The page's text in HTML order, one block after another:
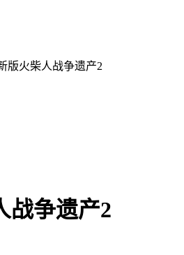
版火柴人战争遗产2
战争遗产2